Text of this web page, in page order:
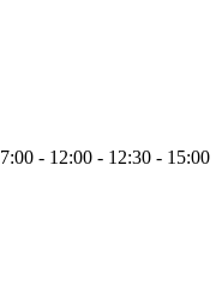
7:00 - 12:00 - 12:30 - 15:00